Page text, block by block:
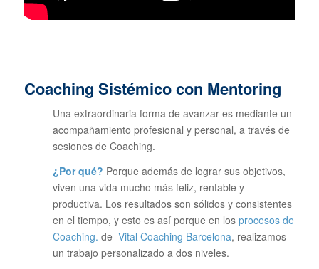
Coaching Sistémico con Mentoring
Una extraordinaria forma de avanzar es mediante un
acompañamiento profesional y personal, a través de
sesiones de Coaching.
¿Por qué? Porque además de lograr sus objetivos,
viven una vida mucho más feliz, rentable y
productiva. Los resultados son sólidos y consistentes
en el tiempo, y esto es así porque en los procesos de
Coaching. de Vital Coaching Barcelona, realizamos
un trabajo personalizado a dos niveles.